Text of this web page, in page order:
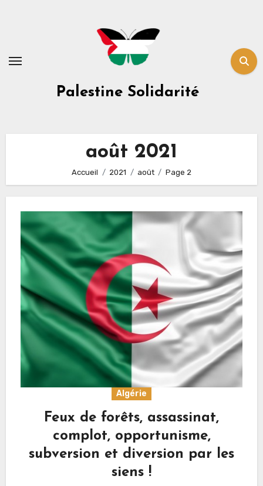
Palestine Solidarité
août 2021
Accueil 2021 août Page 2
Algérie
Feux de forêts, assassinat,
complot, opportunisme,
subversion et diversion par les
siens !